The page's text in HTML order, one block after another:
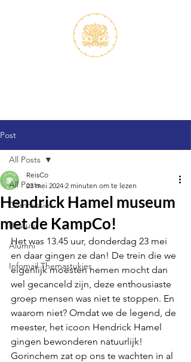
Post
All Posts
Commissies
Bestuur
Alumni
Infomail Themastukjes
All Posts
Hendrick Hamel museum
met de KampCo!
ReisCo
23 mei 2024 2 minuten om te lezen
Het was 13.45 uur, donderdag 23 mei
en daar gingen ze dan! De trein die we
eigenlijk moesten nemen mocht dan
wel gecanceld zijn, deze enthousiaste
groep mensen was niet te stoppen. En
waarom niet? Omdat we de legend, de
meester, het icoon Hendrick Hamel
gingen bewonderen natuurlijk!
Gorinchem zat op ons te wachten in al